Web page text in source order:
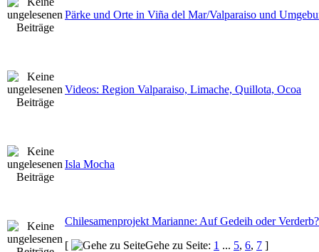
Pärke und Orte in Viña del Mar/Valparaiso und
Videos: Region Valparaiso, Limache, Quillota, Ocoa
Isla Mocha
Chilesamenprojekt Marianne: Auf Gedeih oder Verderb?
[
Gehe zu Seite: 1 ... 5, 6, 7 ]